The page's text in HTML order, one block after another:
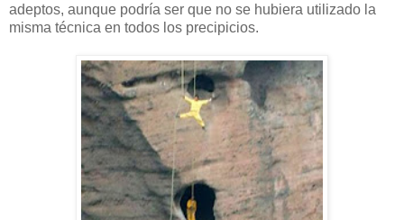
adeptos, aunque podría ser que no se hubiera utilizado la
misma técnica en todos los precipicios.